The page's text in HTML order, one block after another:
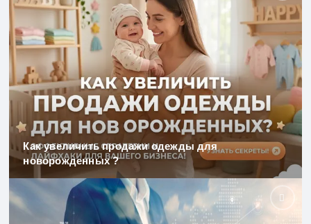
Как увеличить продажи одежды для
новорожденных ?